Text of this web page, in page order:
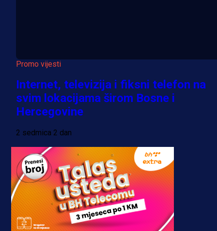
Promo vijesti
Internet, televizija i fiksni telefon na
svim lokacijama širom Bosne i
Hercegovine
2 sedmica 2 dan